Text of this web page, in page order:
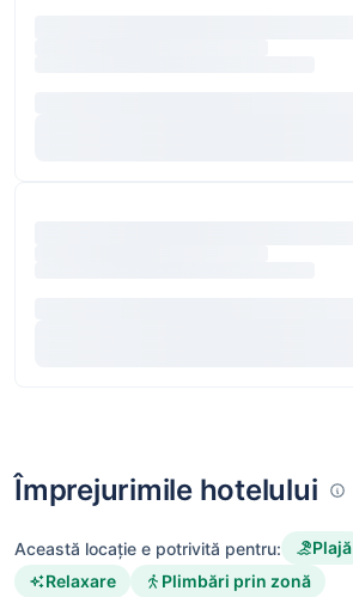
Împrejurimile hotelului
Această locație e potrivită pentru: Plajă
Relaxare
Plimbări prin zonă